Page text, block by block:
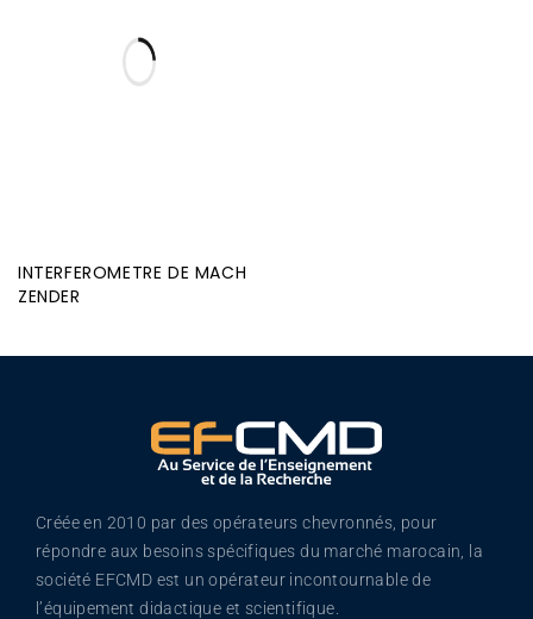
INTERFEROMETRE DE MACH
ZENDER
Créée en 2010 par des opérateurs chevronnés, pour
répondre aux besoins spécifiques du marché marocain, la
société EFCMD est un opérateur incontournable de
l’équipement didactique et scientifique.